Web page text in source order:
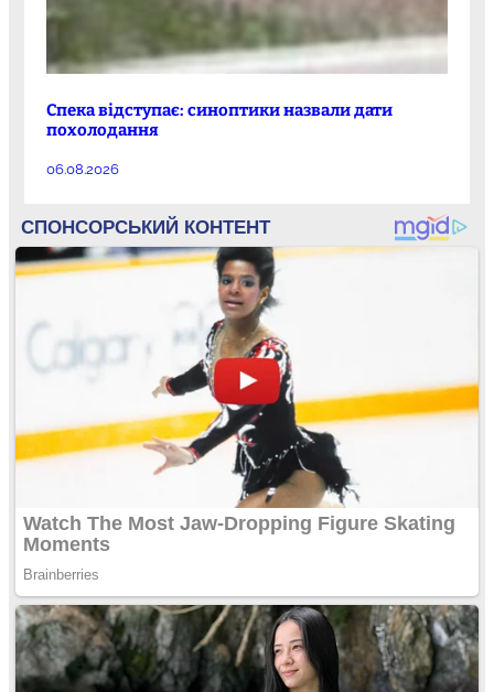
Спека відступає: синоптики назвали дати
похолодання
06.08.2026